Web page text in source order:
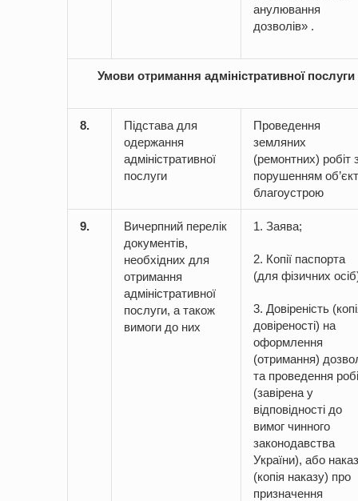
анулювання
дозволів» .
Умови отримання адміністративної послуги
8.
Підстава для
одержання
адміністративної
послуги
Проведення
земляних
(ремонтних) робіт
порушенням
благоустрою
9.
Вичерпний перелік
документів,
необхідних для
отримання
адміністративної
послуги, а також
вимоги до них
1. Заява;
2. Копії паспорта
(для фізичних
3. Довіреність
довіреності) на
оформлення
(отримання)
та проведення
(завірена у
відповідності до
вимог чинного
законодавства
України), або наказ
(копія наказу) про
призначення